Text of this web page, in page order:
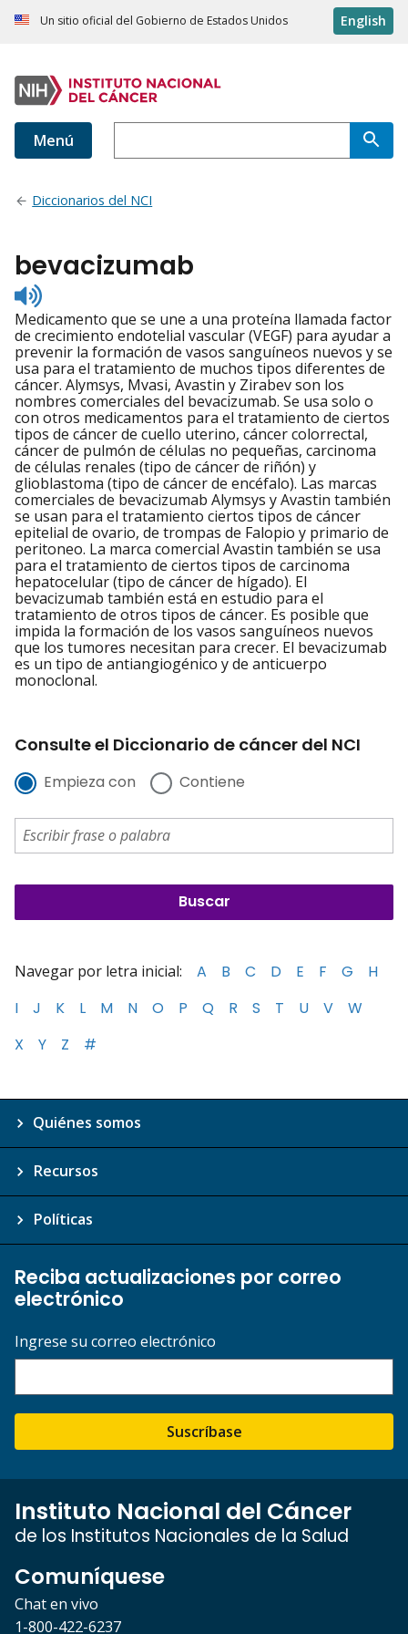
Un sitio oficial del Gobierno de Estados Unidos English
Menú
Diccionarios del NCI
bevacizumab
Listen
to
pronunciation
Medicamento que se une a una proteína llamada factor
de crecimiento endotelial vascular (VEGF) para ayudar a
prevenir la formación de vasos sanguíneos nuevos y se
usa para el tratamiento de muchos tipos diferentes de
cáncer. Alymsys, Mvasi, Avastin y Zirabev son los
nombres comerciales del bevacizumab. Se usa solo o
con otros medicamentos para el tratamiento de ciertos
tipos de cáncer de cuello uterino, cáncer colorrectal,
cáncer de pulmón de células no pequeñas, carcinoma
de células renales (tipo de cáncer de riñón) y
glioblastoma (tipo de cáncer de encéfalo). Las marcas
comerciales de bevacizumab Alymsys y Avastin también
se usan para el tratamiento ciertos tipos de cáncer
epitelial de ovario, de trompas de Falopio y primario de
peritoneo. La marca comercial Avastin también se usa
para el tratamiento de ciertos tipos de carcinoma
hepatocelular (tipo de cáncer de hígado). El
bevacizumab también está en estudio para el
tratamiento de otros tipos de cáncer. Es posible que
impida la formación de los vasos sanguíneos nuevos
que los tumores necesitan para crecer. El bevacizumab
es un tipo de antiangiogénico y de anticuerpo
monoclonal.
Consulte el Diccionario de cáncer del NCI
Empieza con Contiene
Navegar por letra inicial: A B C D E F G
H
I
J K L M N O P Q R S T U V
W
X
Y Z #
Quiénes somos
Recursos
Políticas
Reciba actualizaciones por correo
electrónico
Ingrese su correo electrónico
Suscríbase
Instituto Nacional del Cáncer
de los Institutos Nacionales de la Salud
Comuníquese
Chat en vivo
1-800-422-6237